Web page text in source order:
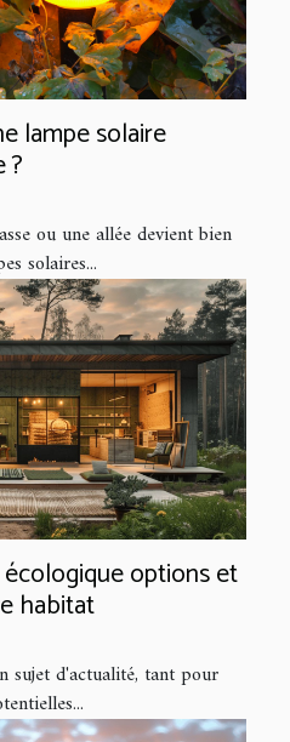
lampe solaire
?
ou une allée devient bien
solaires...
options et
habitat
sujet d'actualité, tant pour